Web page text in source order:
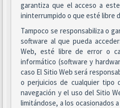
garantiza que el acceso a
ininterrumpido o que esté libre
Tampoco se responsabiliza o
software al que pueda
Web, esté libre de error o
informático (software y
caso El Sitio Web será
o perjuicios de cualquier tipo
navegación y el uso del Sitio
limitándose, a los ocasionados